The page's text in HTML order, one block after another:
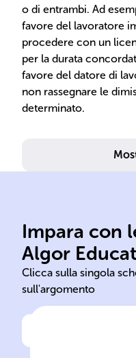
o di entrambi. Ad
favore del lavoratore
procedere con un
per la durata
favore del datore di
non rassegnare le
determinato.
Impara con
Algor
Clicca sulla singola
sull'argomento
Elementi
Retribuzione,
mansioni.